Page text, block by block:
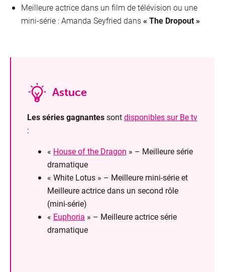
Meilleure actrice dans un film de télévision ou une
mini-série : Amanda Seyfried dans« The Dropout »
Astuce
Les séries gagnantessontdisponibles sur Be tv
:
« House of the Dragon » – Meilleure série
dramatique
« White Lotus » – Meilleure mini-série et
Meilleure actrice dans un second rôle
(mini-série)
« Euphoria » – Meilleure actrice série
dramatique